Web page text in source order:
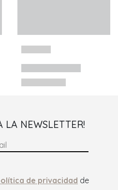
LA NEWSLETTER!
de privacidad de